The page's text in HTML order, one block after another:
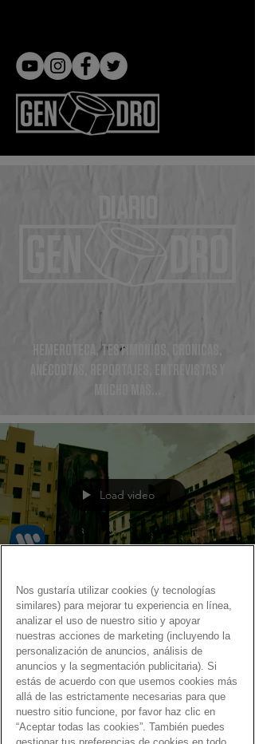
DIARIO
HEMEROTECA, TESTIMONIOS, CRÓNICAS,
ANÉCDOTAS, REPORTAJES, ENTREVISTAS Y
Load video
Fernando Martín
7 oct 2020
Audible…¡el Gen Dro en
podcast!
Estos son los 12 grupos que componen la
temporada de podcasts de Audible
Nos gustaría utilizar cookies (y tecnologías
similares) para mejorar tu experiencia en línea,
analizar el uso de nuestro sitio y apoyar
nuestras acciones de marketing (incluyendo la
personalización de anuncios, análisis de
anuncios y la segmentación publicitaria). Si
estás de acuerdo con que usemos cookies más
allá de las estrictamente necesarias para que
nuestro sitio funcione, por favor haz clic en
“Aceptar todas las cookies”. También puedes